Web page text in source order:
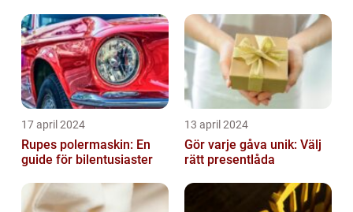
17 april 2024
Rupes polermaskin: En
guide för bilentusiaster
13 april 2024
Gör varje gåva unik: Välj
rätt presentlåda